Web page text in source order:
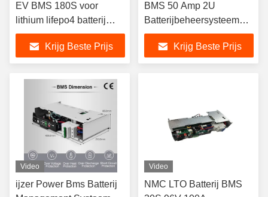
EV BMS 180S voor
lithium lifepo4 batterij
ESS USP Solar
Krijg Beste Prijs
BMS 50 Amp 2U
Batterijbeheersysteem
voor energieopslag
Krijg Beste Prijs
Video
ijzer Power Bms Batterij
Video
NMC LTO Batterij BMS